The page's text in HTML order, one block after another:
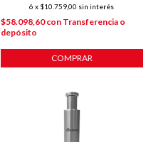
6 x $10.759,00 sin interés
$58.098,60con Transferencia o
depósito
COMPRAR